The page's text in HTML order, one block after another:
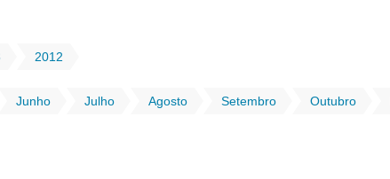
2012
Junho Julho Agosto Setembro Outubro